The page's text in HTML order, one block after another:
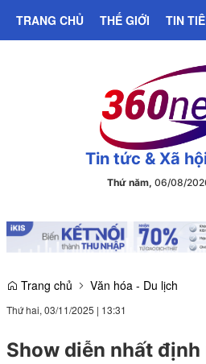
TRANG CHỦ THẾ GIỚI TIN
Tin tức & Xã
Thứ năm, 06/08/
Trang chủ Văn hóa - Du lịch
Thứ hai, 03/11/2025 | 13:31
Show diễn nhất